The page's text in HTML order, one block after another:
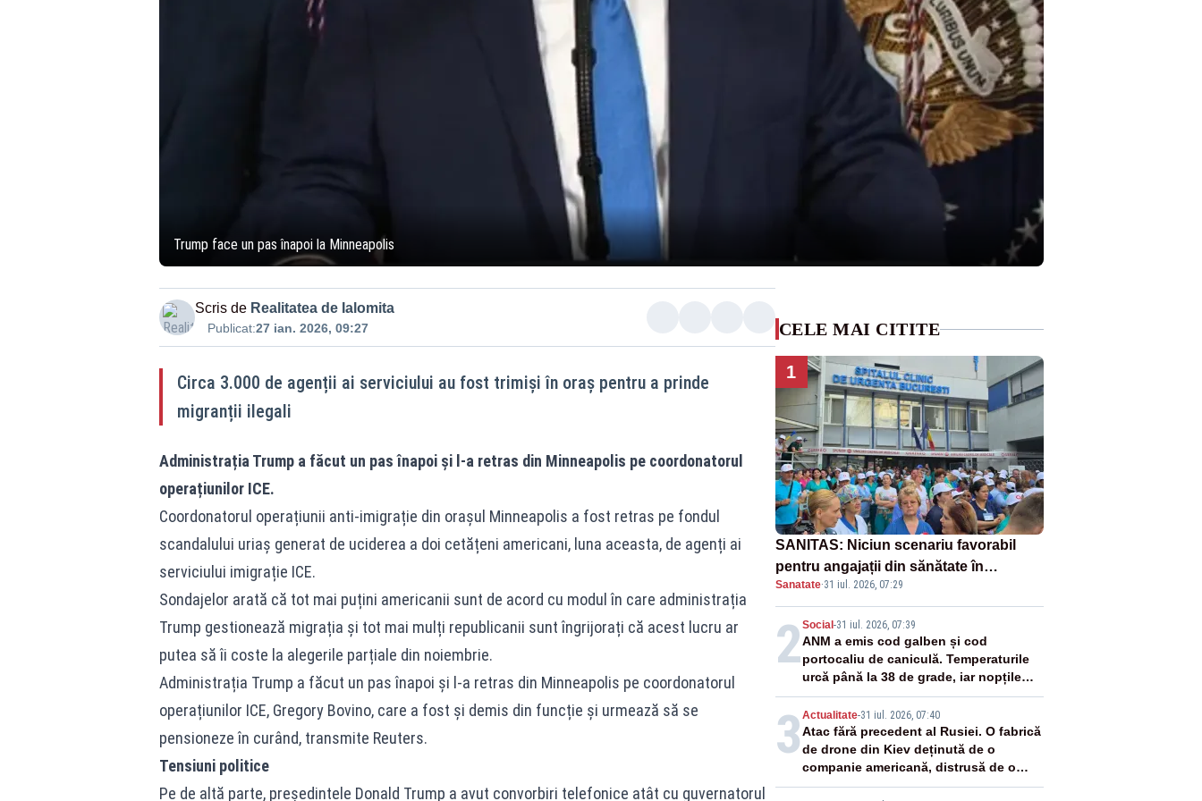
Trump face un pas înapoi la Minneapolis
Scris de Realitatea de Ialomita
Publicat:27 ian. 2026, 09:27
Circa 3.000 de agenții ai serviciului au fost trimiși în oraș pentru a prinde
migranții ilegali
Administrația Trump a făcut un pas înapoi și l-a retras din Minneapolis pe coordonatorul
operațiunilor ICE.
Coordonatorul operațiunii anti-imigrație din orașul Minneapolis a fost retras pe fondul
scandalului uriaș generat de uciderea a doi cetățeni americani, luna aceasta, de agenți ai
serviciului imigrație ICE.
Sondajelor arată că tot mai puțini americanii sunt de acord cu modul în care administrația
Trump gestionează migrația și tot mai mulți republicanii sunt îngrijorați că acest lucru ar
putea să îi coste la alegerile parțiale din noiembrie.
Administrația Trump a făcut un pas înapoi și l-a retras din Minneapolis pe coordonatorul
operațiunilor ICE, Gregory Bovino, care a fost și demis din funcție și urmează să se
pensioneze în curând, transmite Reuters.
Tensiuni politice
Pe de altă parte, președintele Donald Trump a avut convorbiri telefonice atât cu guvernatorul
CELE MAI CITITE
1
SANITAS: Niciun scenariu favorabil
pentru angajații din sănătate în
proiectul Legii salarizării
Sanatate·31 iul. 2026, 07:29
2Social -31 iul. 2026, 07:39
ANM a emis cod galben și cod
portocaliu de caniculă. Temperaturile
urcă până la 38 de grade, iar nopțile
devin tropicale
3 Actualitate-31 iul. 2026, 07:40
Atac fără precedent al Rusiei. O fabrică
de drone din Kiev deținută de o
companie americană, distrusă de o
rachetă rusească